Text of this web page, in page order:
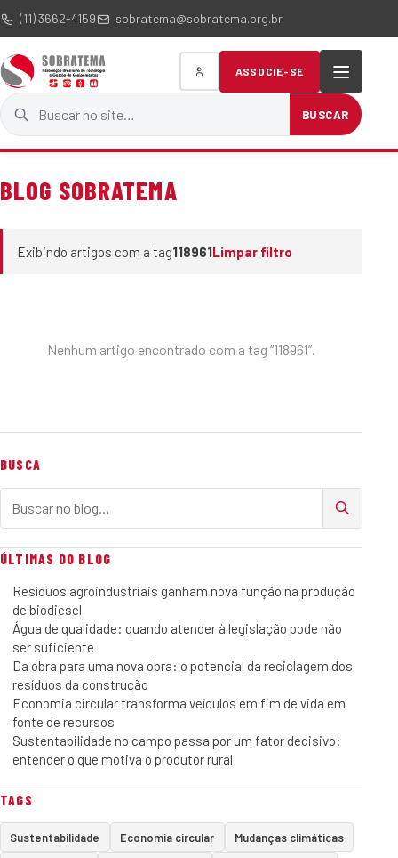
(11) 3662-4159 sobratema@sobratema.org.br
Buscar no site
BUSCAR
ASSOCIE-SE
BLOG SOBRATEMA
Exibindo artigos com a tag118961Limpar filtro
Nenhum artigo encontrado com a tag “118961”.
BUSCA
ÚLTIMAS DO BLOG
Resíduos agroindustriais ganham nova função na produção
de biodiesel
Água de qualidade: quando atender à legislação pode não
ser suficiente
Da obra para uma nova obra: o potencial da reciclagem dos
resíduos da construção
Economia circular transforma veículos em fim de vida em
fonte de recursos
Sustentabilidade no campo passa por um fator decisivo:
entender o que motiva o produtor rural
TAGS
Sustentabilidade Economia circular Mudanças climáticas